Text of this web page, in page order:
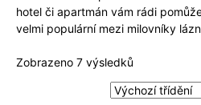
hotel či apartmán vám rádi
velmi populární mezi milovníky
Zobrazeno 7 výsledků